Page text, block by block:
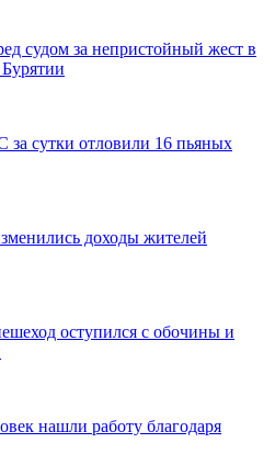
судом за непристойный жест в
сутки отловили 16 пьяных
доходы жителей
оступился с обочины и
нашли работу благодаря